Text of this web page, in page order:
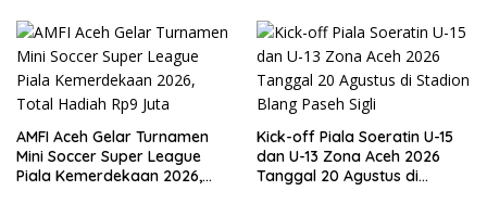
Resmi Bergulir
AMFI Aceh Gelar Turnamen
Mini Soccer Super League
Piala Kemerdekaan 2026,
Kick-off Piala Soeratin U-15
dan U-13 Zona Aceh 2026
Tanggal 20 Agustus di